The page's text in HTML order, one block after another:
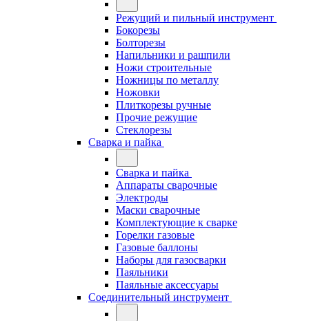
Режущий и пильный инструмент
Бокорезы
Болторезы
Напильники и рашпили
Ножи строительные
Ножницы по металлу
Ножовки
Плиткорезы ручные
Прочие режущие
Стеклорезы
Сварка и пайка
Сварка и пайка
Аппараты сварочные
Электроды
Маски сварочные
Комплектующие к сварке
Горелки газовые
Газовые баллоны
Наборы для газосварки
Паяльники
Паяльные аксессуары
Соединительный инструмент